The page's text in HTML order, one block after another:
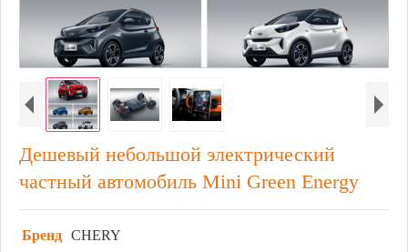
Дешевый небольшой электрический
частный автомобиль Mini Green Energy
Бренд CHERY